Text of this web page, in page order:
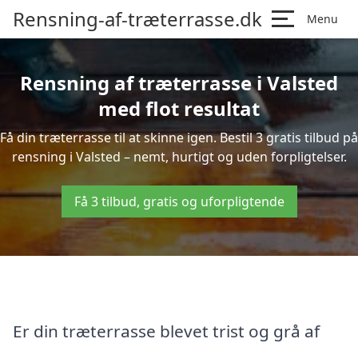
Rensning-af-træterrasse.dk Menu
Rensning af træterrasse i Valsted
med flot resultat
Få din træterrasse til at skinne igen. Bestil 3 gratis tilbud på
rensning i Valsted – nemt, hurtigt og uden forpligtelser.
Få 3 tilbud, gratis og uforpligtende
Er din træterrasse blevet trist og grå af